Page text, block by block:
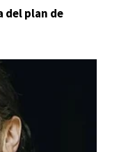
del plan de